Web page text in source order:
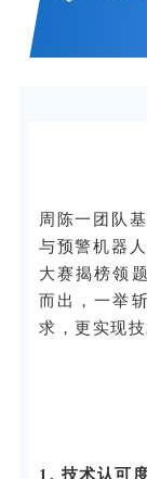
周陈一团队
与预警机器
大赛揭榜领
而出，一举
求，更实现技
1. 技术认可